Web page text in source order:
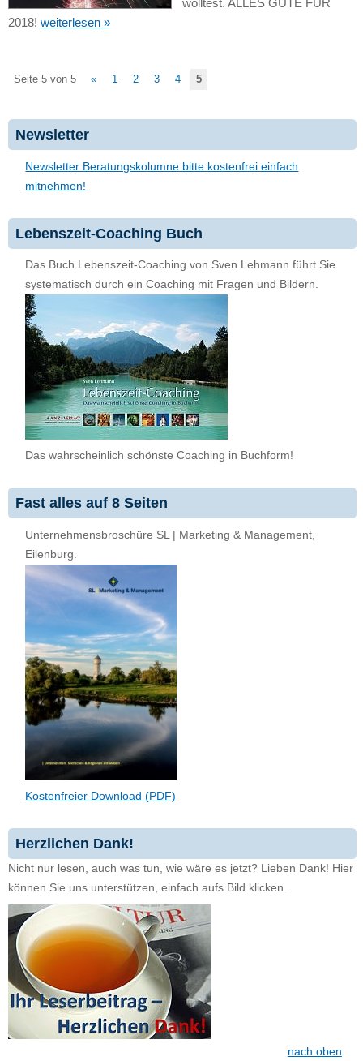
wolltest. ALLES GUTE FÜR
2018! weiterlesen »
Seite 5 von 5 « 1 2 3 4 5
Newsletter
Newsletter Beratungskolumne bitte kostenfrei einfach
mitnehmen!
Lebenszeit-Coaching Buch
Das Buch Lebenszeit-Coaching von Sven Lehmann führt Sie
systematisch durch ein Coaching mit Fragen und Bildern.
Das wahrscheinlich schönste Coaching in Buchform!
Fast alles auf 8 Seiten
Unternehmensbroschüre SL | Marketing & Management,
Eilenburg.
Kostenfreier Download (PDF)
Herzlichen Dank!
Nicht nur lesen, auch was tun, wie wäre es jetzt? Lieben Dank! Hier
können Sie uns unterstützen, einfach aufs Bild klicken.
nach oben